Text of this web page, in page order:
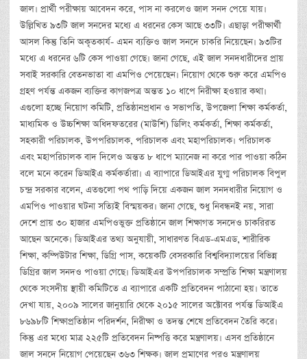
জাল। প্রার্থী পরীক্ষায় আবেদন করে, পাস না করলেও জাল সনদ পেয়ে যায়।
উল্লিখিত ৯৩টি জাল সনদের মধ্যে এ ধরনের কেস আছে ৩৩টি। এছাড়া পরীক্ষার্থী
আসল কিন্তু তিনি অকৃতকার্য- এমন ব্যক্তিও জাল সনদে চাকরি নিয়েছেন। ৯৩টির
মধ্যে এ ধরনের ৬টি কেস পাওয়া গেছে। জানা গেছে, এই জাল সনদধারীদের প্রায়
সবাই সরকারি বেতনভাতা বা এমপিও পেয়েছেন। নিয়োগ থেকে শুরু করে এমপিও
গ্রহণ পর্যন্ত একজন ব্যক্তির কাগজপত্র অন্তত ১০ ধাপে নিরীক্ষা হওয়ার কথা।
এগুলো হচ্ছে নিয়োগ কমিটি, প্রতিষ্ঠানপ্রধান ও সভাপতি, উপজেলা শিক্ষা কর্মকর্তা,
মাধ্যমিক ও উচ্চশিক্ষা অধিদফতরের (মাউশি) ডিলিং কর্মকর্তা, শিক্ষা কর্মকর্তা,
সহকারী পরিচালক, উপপরিচালক, পরিচালক এবং মহাপরিচালক। পরিচালক
এবং মহাপরিচালক বাদ দিলেও অন্তত ৮ ধাপে ম্যানেজ না করে পার পাওয়া কঠিন
বলে মনে করেন ডিআইএ কর্মকর্তারা। এ ব্যাপারে ডিআইএর যুগ্ম পরিচালক বিপুল
চন্দ্র সরকার বলেন, এতগুলো পথ পাড়ি দিয়ে একজন জাল সনদধারীর নিয়োগ ও
এমপিও পাওয়ার ঘটনা সত্যিই বিস্ময়কর। জানা গেছে, শুধু নিবন্ধনই নয়, সারা
দেশে প্রায় ৩০ হাজার এমপিওভুক্ত প্রতিষ্ঠানে জাল শিক্ষাগত সনদেও চাকরিরত
আছেন অনেকে। ডিআইএর তথ্য অনুযায়ী, সাধারণত বিএড-এমএড, শারীরিক
শিক্ষা, কম্পিউটার শিক্ষা, ডিগ্রি পাস, কয়েকটি বেসরকারি বিশ্ববিদ্যালয়ের বিভিন্ন
ডিগ্রির জাল সনদও পাওয়া গেছে। ডিআইএর উপপরিচালক সম্প্রতি শিক্ষা মন্ত্রণালয়
থেকে সংসদীয় স্থায়ী কমিটিতে এ ব্যাপারে একটি প্রতিবেদন পাঠানো হয়। তাতে
দেখা যায়, ২০০৯ সালের জানুয়ারি থেকে ২০১৫ সালের অক্টোবর পর্যন্ত ডিআইএ
৮৬৯৮টি শিক্ষাপ্রতিষ্ঠান পরিদর্শন, নিরীক্ষা ও তদন্ত শেষে প্রতিবেদন তৈরি করে।
কিন্তু এর মধ্যে মাত্র ২২৫টি প্রতিবেদন নিষ্পত্তি করে মন্ত্রণালয়। এসব প্রতিষ্ঠানে
জাল সনদে নিয়োগ পেয়েছেন ৩৬৩ শিক্ষক। জাল প্রমাণের পরও মন্ত্রণালয়